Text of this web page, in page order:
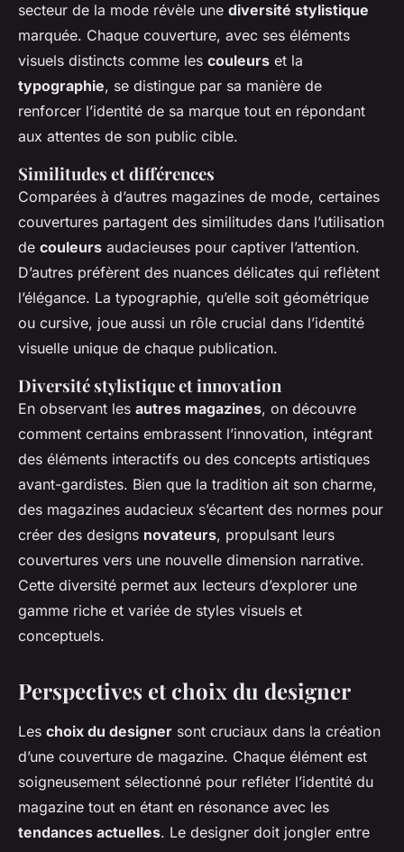
secteur de la mode révèle une diversité stylistique
marquée. Chaque couverture, avec ses éléments
visuels distincts comme les couleurs et la
typographie, se distingue par sa manière de
renforcer l’identité de sa marque tout en répondant
aux attentes de son public cible.
Similitudes et différences
Comparées à d’autres magazines de mode, certaines
couvertures partagent des similitudes dans l’utilisation
de couleurs audacieuses pour captiver l’attention.
D’autres préfèrent des nuances délicates qui reflètent
l’élégance. La typographie, qu’elle soit géométrique
ou cursive, joue aussi un rôle crucial dans l’identité
visuelle unique de chaque publication.
Diversité stylistique et innovation
En observant les autres magazines, on découvre
comment certains embrassent l’innovation, intégrant
des éléments interactifs ou des concepts artistiques
avant-gardistes. Bien que la tradition ait son charme,
des magazines audacieux s’écartent des normes pour
créer des designs novateurs, propulsant leurs
couvertures vers une nouvelle dimension narrative.
Cette diversité permet aux lecteurs d’explorer une
gamme riche et variée de styles visuels et
conceptuels.
Perspectives et choix du designer
Les choix du designer sont cruciaux dans la création
d’une couverture de magazine. Chaque élément est
soigneusement sélectionné pour refléter l’identité du
magazine tout en étant en résonance avec les
tendances actuelles. Le designer doit jongler entre